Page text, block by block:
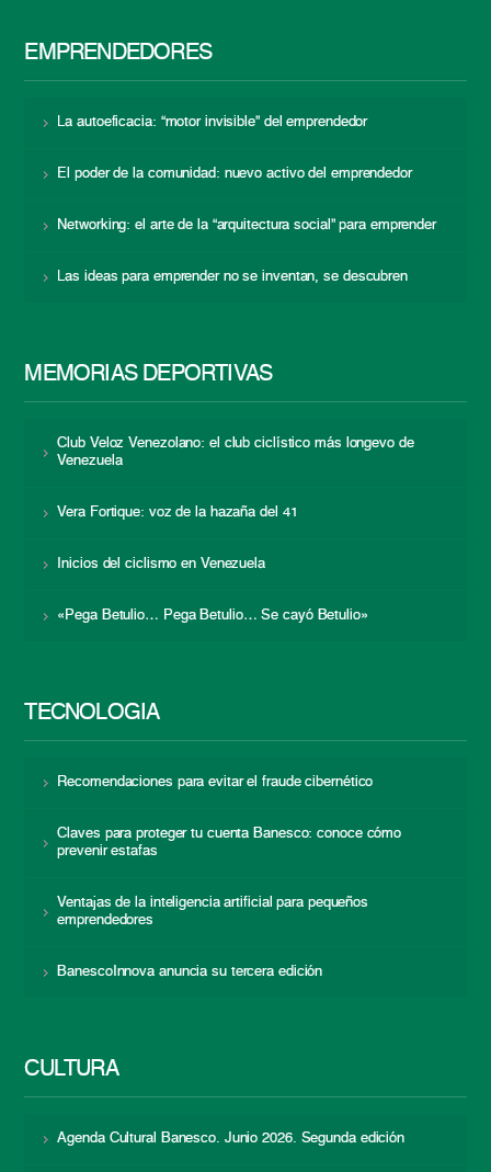
EMPRENDEDORES
La autoeficacia: “motor invisible” del emprendedor
El poder de la comunidad: nuevo activo del emprendedor
Networking: el arte de la “arquitectura social” para emprender
Las ideas para emprender no se inventan, se descubren
MEMORIAS DEPORTIVAS
Club Veloz Venezolano: el club ciclístico más longevo de
Venezuela
Vera Fortique: voz de la hazaña del 41
Inicios del ciclismo en Venezuela
«Pega Betulio… Pega Betulio… Se cayó Betulio»
TECNOLOGÍA
Recomendaciones para evitar el fraude cibernético
Claves para proteger tu cuenta Banesco: conoce cómo
prevenir estafas
Ventajas de la inteligencia artificial para pequeños
emprendedores
BanescoInnova anuncia su tercera edición
CULTURA
Agenda Cultural Banesco. Junio 2026. Segunda edición